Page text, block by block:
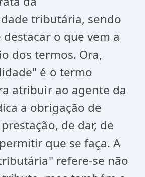
tributária, sendo
o que vem a
dos termos. Ora,
é o termo
atribuir ao agente da
a obrigação de
de dar, de
que se faça. A
refere-se não